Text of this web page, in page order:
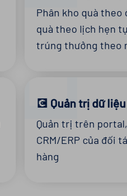
Phân kho quà theo
quà theo lịch hẹn
trúng thưởng theo
💽 Quản trị dữ liệu
Quản trị trên
CRM/ERP của đối
hàng